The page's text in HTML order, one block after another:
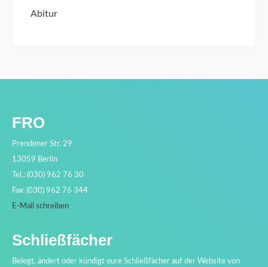
Abitur
FRO
Prendener Str. 29
13059 Berlin
Tel.: (030) 962 76 30
Fax: (030) 962 76 344
E-Mail schreiben
Schließfächer
Belegt, ändert oder kündigt eure Schließfächer auf der Website von